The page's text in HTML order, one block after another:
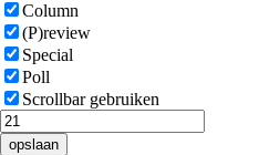
Column
(P)review
Special
Poll
Scrollbar gebruiken
opslaan